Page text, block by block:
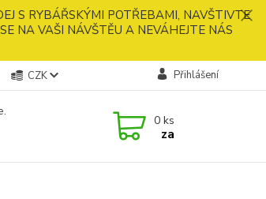
S RYBÁŘSKÝMI POTŘEBAMI, NAVŠTIVTE
NA VAŠI NÁVŠTĚU A NEVÁHEJTE NÁS
CZK Přihlášení
0 ks
za